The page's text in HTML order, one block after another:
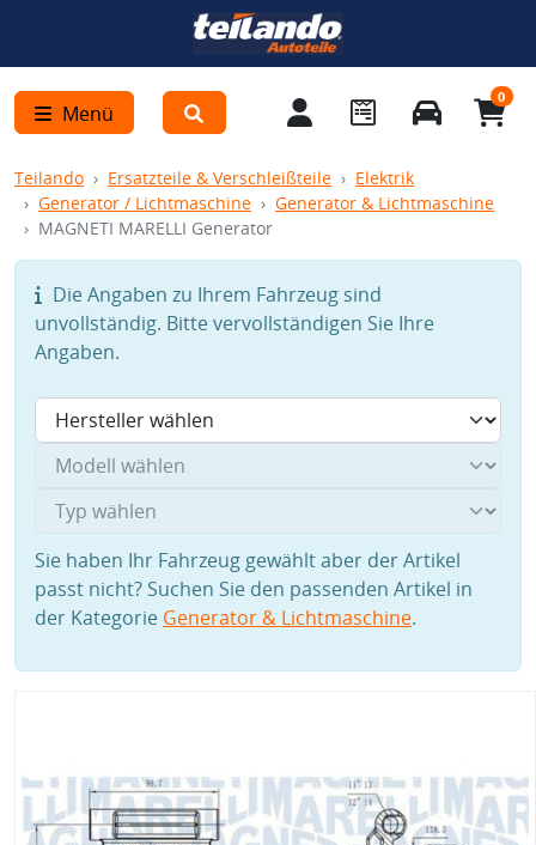
Menü
0
Teilando Ersatzteile & Verschleißteile
Elektrik
Generator / Lichtmaschine
Generator & Lichtmaschine
MAGNETI MARELLI Generator
Die Angaben zu Ihrem Fahrzeug sind
unvollständig. Bitte vervollständigen Sie Ihre
Angaben.
Sie haben Ihr Fahrzeug gewählt aber der Artikel
passt nicht? Suchen Sie den passenden Artikel in
der Kategorie Generator & Lichtmaschine.